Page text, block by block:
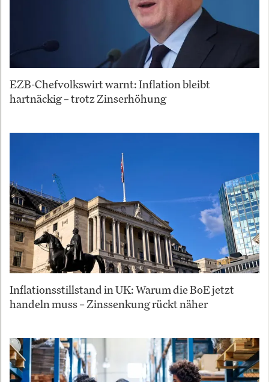
EZB-Chefvolkswirt warnt: Inflation bleibt
hartnäckig – trotz Zinserhöhung
Inflationsstillstand in UK: Warum die BoE jetzt
handeln muss – Zinssenkung rückt näher